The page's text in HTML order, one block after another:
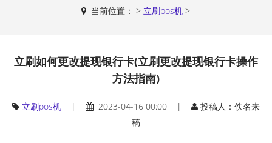
当前位置：> 立刷pos机 >
立刷如何更改提现银行卡(立刷更改提现银行卡操作
方法指南)
立刷pos机| 2023-04-16 00:00 |
投稿人：佚名来
稿